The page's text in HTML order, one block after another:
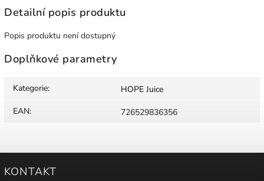
Detailní popis produktu
Popis produktu není dostupný
Doplňkové parametry
Kategorie:
HOPE Juice
EAN: 726529836356
KONTAKT